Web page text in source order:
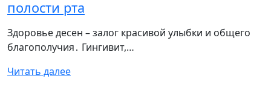
полости рта
Здоровье десен – залог красивой улыбки и общего
благополучия․ Гингивит,…
Читать далее